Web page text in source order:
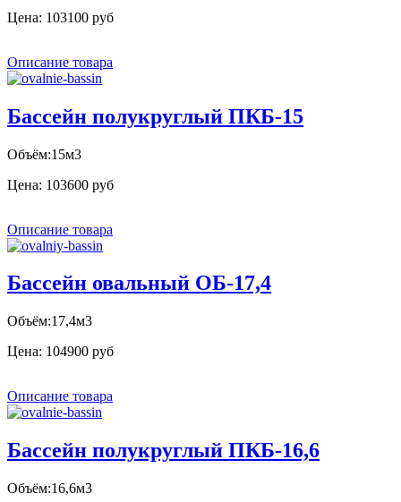
Цена: 103100 руб
Описание товара
Бассейн полукруглый ПКБ-15
Объём:15м3
Цена: 103600 руб
Описание товара
Бассейн овальный ОБ-17,4
Объём:17,4м3
Цена: 104900 руб
Описание товара
Бассейн полукруглый ПКБ-16,6
Объём:16,6м3